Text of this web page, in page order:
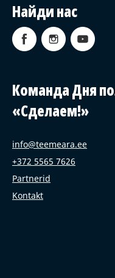
Найди нас
Команда Дня
«Сделаем!»
info@teemeara.ee
+372 5565 7626
Partnerid
Kontakt